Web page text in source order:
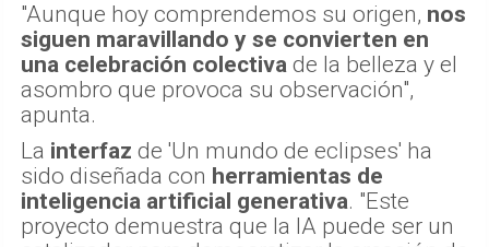
"Aunque hoy comprendemos su origen, nos
siguen maravillando y se convierten en
una celebración colectiva de la belleza y el
asombro que provoca su observación",
apunta.
La interfaz de 'Un mundo de eclipses' ha
sido diseñada con herramientas de
inteligencia artificial generativa. "Este
proyecto demuestra que la IA puede ser un